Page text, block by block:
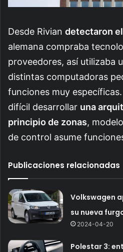
Desde Rivian detectaron
alemana compraba
proveedores, así utilizaba
distintas computadoras
funciones muy
difícil desarrollar una
principio de zonas,
de control asume
Publicaciones relacionadas
Volkswagen
su nueva
2024-04-20
Polestar 3: